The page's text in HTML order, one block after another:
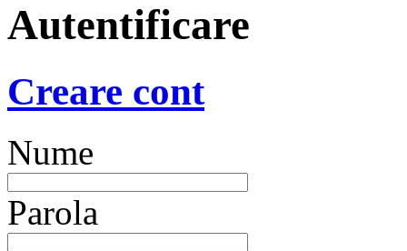
Autentificare
Creare cont
Nume
Parola